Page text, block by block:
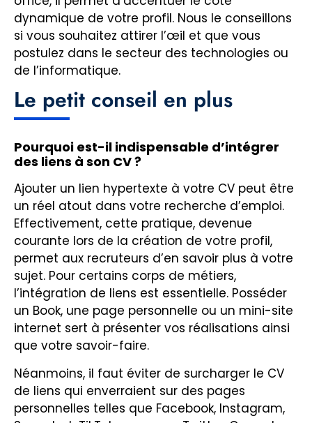
dynamique de votre profil. Nous le conseillons
si vous souhaitez attirer l’œil et que vous
postulez dans le secteur des technologies ou
de l’informatique.
Le petit conseil en plus
Pourquoi est-il indispensable d’intégrer
des liens à son CV ?
Ajouter un lien hypertexte à votre CV peut être
un réel atout dans votre recherche d’emploi.
Effectivement, cette pratique, devenue
courante lors de la création de votre profil,
permet aux recruteurs d’en savoir plus à votre
sujet. Pour certains corps de métiers,
l’intégration de liens est essentielle. Posséder
un Book, une page personnelle ou un mini-site
internet sert à présenter vos réalisations ainsi
que votre savoir-faire.
Néanmoins, il faut éviter de surcharger le CV
de liens qui enverraient sur des pages
personnelles telles que Facebook, Instagram,